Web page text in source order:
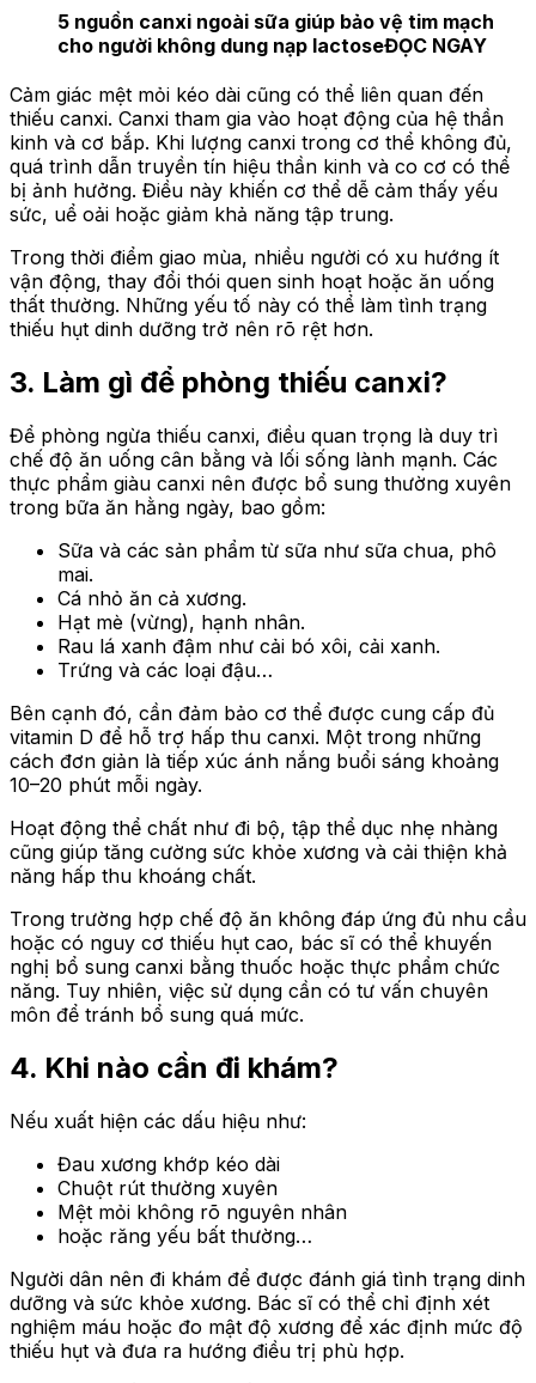
5 nguồn canxi ngoài sữa giúp bảo vệ tim mạch
cho người không dung nạp lactoseĐỌC NGAY
Cảm giác mệt mỏi kéo dài cũng có thể liên quan đến
thiếu canxi. Canxi tham gia vào hoạt động của hệ thần
kinh và cơ bắp. Khi lượng canxi trong cơ thể không đủ,
quá trình dẫn truyền tín hiệu thần kinh và co cơ có thể
bị ảnh hưởng. Điều này khiến cơ thể dễ cảm thấy yếu
sức, uể oải hoặc giảm khả năng tập trung.
Trong thời điểm giao mùa, nhiều người có xu hướng ít
vận động, thay đổi thói quen sinh hoạt hoặc ăn uống
thất thường. Những yếu tố này có thể làm tình trạng
thiếu hụt dinh dưỡng trở nên rõ rệt hơn.
3. Làm gì để phòng thiếu canxi?
Để phòng ngừa thiếu canxi, điều quan trọng là duy trì
chế độ ăn uống cân bằng và lối sống lành mạnh. Các
thực phẩm giàu canxi nên được bổ sung thường xuyên
trong bữa ăn hằng ngày, bao gồm:
Sữa và các sản phẩm từ sữa như sữa chua, phô
mai.
Cá nhỏ ăn cả xương.
Hạt mè (vừng), hạnh nhân.
Rau lá xanh đậm như cải bó xôi, cải xanh.
Trứng và các loại đậu…
Bên cạnh đó, cần đảm bảo cơ thể được cung cấp đủ
vitamin D để hỗ trợ hấp thu canxi. Một trong những
cách đơn giản là tiếp xúc ánh nắng buổi sáng khoảng
10–20 phút mỗi ngày.
Hoạt động thể chất như đi bộ, tập thể dục nhẹ nhàng
cũng giúp tăng cường sức khỏe xương và cải thiện khả
năng hấp thu khoáng chất.
Trong trường hợp chế độ ăn không đáp ứng đủ nhu cầu
hoặc có nguy cơ thiếu hụt cao, bác sĩ có thể khuyến
nghị bổ sung canxi bằng thuốc hoặc thực phẩm chức
năng. Tuy nhiên, việc sử dụng cần có tư vấn chuyên
môn để tránh bổ sung quá mức.
4. Khi nào cần đi khám?
Nếu xuất hiện các dấu hiệu như:
Đau xương khớp kéo dài
Chuột rút thường xuyên
Mệt mỏi không rõ nguyên nhân
hoặc răng yếu bất thường…
Người dân nên đi khám để được đánh giá tình trạng dinh
dưỡng và sức khỏe xương. Bác sĩ có thể chỉ định xét
nghiệm máu hoặc đo mật độ xương để xác định mức độ
thiếu hụt và đưa ra hướng điều trị phù hợp.